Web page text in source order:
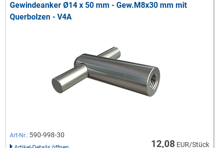
Gewindeanker Ø14 x 50 mm - Gew.M8x30 mm mit
Querbolzen - V4A
Art-Nr.: 590-998-30
12,08 EUR/Stück